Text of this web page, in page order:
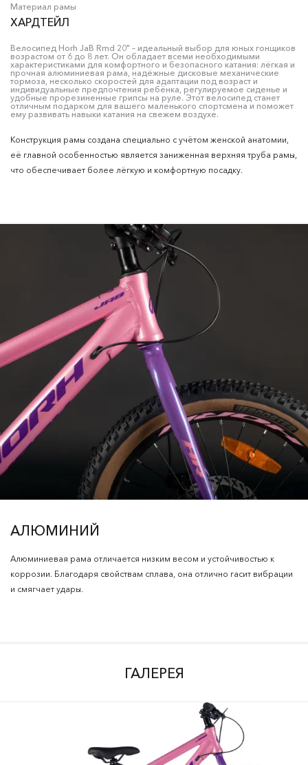
Материал рамы
ХАРДТЕЙЛ
Велосипед Horh JaB Rmd 20" – идеальный выбор для юных гонщиков
возрастом от 6 до 8 лет. Он обладает всеми необходимыми
характеристиками для комфортного и безопасного катания: лёгкая и
прочная алюминиевая рама, надёжные дисковые механические
тормоза, несколько скоростей для адаптации под возраст и
индивидуальные предпочтения ребёнка, регулируемое сиденье и
удобные прорезиненные грипсы на руле. Этот велосипед станет
отличным подарком для вашего маленького спортсмена и поможет
ему развивать навыки катания на свежем воздухе.
Конструкция рамы создана специально с учётом женской анатомии,
её главной особенностью является заниженная верхняя труба рамы,
что обеспечивает более лёгкую и комфортную посадку.
АЛЮМИНИЙ
Алюминиевая рама отличается низким весом и устойчивостью к
коррозии. Благодаря свойствам сплава, она отлично гасит вибрации
и смягчает удары.
ГАЛЕРЕЯ